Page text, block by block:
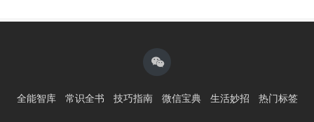
全能智库 常识全书 技巧指南 微信宝典 生活妙招 热门标签